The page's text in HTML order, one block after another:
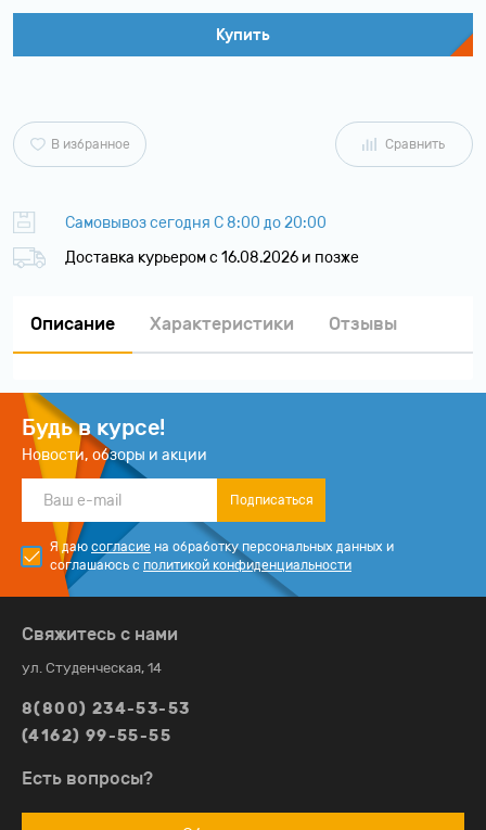
Купить
Самовывоз сегодня С 8:00 до 20:00
Доставка курьером c 16.08.2026 и позже
В избранное Сравнить
Описание Характеристики Отзывы
Будь в курсе!
Новости, обзоры и акции
Подписаться
Я даю согласие на обработку персональных данных и
соглашаюсь с политикой конфиденциальности
Свяжитесь с нами
ул. Студенческая, 14
8(800) 234-53-53
(4162) 99-55-55
Есть вопросы?